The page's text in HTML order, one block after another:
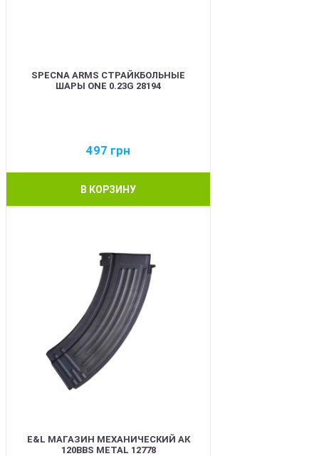
SPECNA ARMS СТРАЙКБОЛЬНЫЕ
ШАРЫ ONE 0.23G 28194
497 грн
В КОРЗИНУ
E&L МАГАЗИН МЕХАНИЧЕСКИЙ АК
120BBS METAL 12778